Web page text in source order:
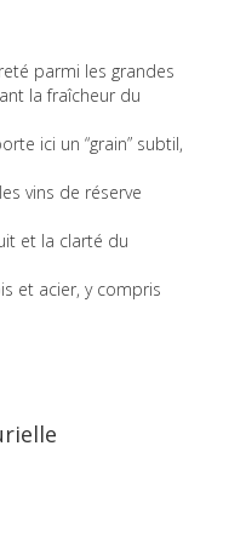
parmi les grandes
la fraîcheur du
ici un “grain” subtil,
vins de réserve
et la clarté du
et acier, y compris